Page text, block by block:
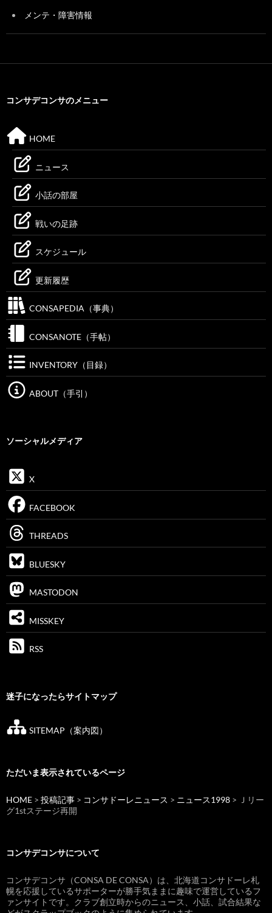
メンテ・障害情報
コンサデコンサのメニュー
HOME
ニュース
小話の部屋
戦いの足跡
スケジュール
更新履歴
CONSAPEDIA（事典）
CONSANOTE（手帖）
INVENTORY（目録）
ABOUT（手引）
ソーシャルメディア
X
FACEBOOK
THREADS
BLUESKY
MASTODON
MISSKEY
RSS
迷子になったらサイトマップ
SITEMAP（案内図）
ただいま表示されているページ
HOME > 投稿記事 > コンサドーレニュース > ニュース1998 > Ｊリー
グ1stステージ再開
コンサデコンサについて
コンサデコンサ（CONSA DE CONSA）は、北海道コンサドーレ札
幌を応援しているサポーターが勝手気ままに趣味で運営しているフ
ァンサイトです。クラブ創立時からのニュース、小話、試合結果な